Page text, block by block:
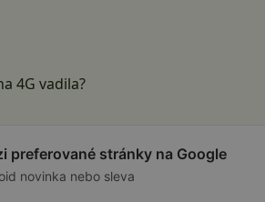
4G vadila?
preferované stránky na Google
novinka nebo sleva